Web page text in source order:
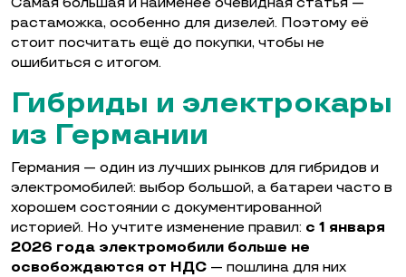
растаможка, особенно для дизелей. Поэтому её
стоит посчитать ещё до покупки, чтобы не
ошибиться с итогом.
Гибриды и электрокары
из Германии
Германия — один из лучших рынков для гибридов и
электромобилей: выбор большой, а батареи часто в
хорошем состоянии с документированной
историей. Но учтите изменение правил: с 1 января
2026 года электромобили больше не
освобождаются от НДС — пошлина для них